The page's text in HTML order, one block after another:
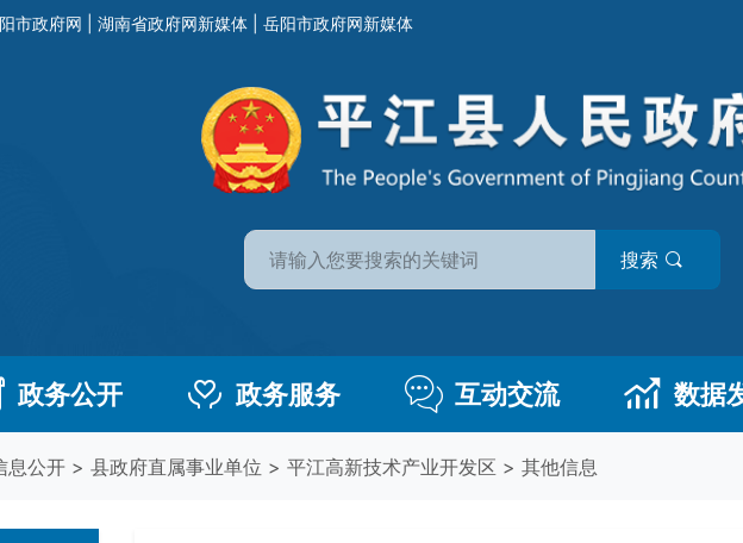
市政府网 湖南省政府网新媒体 岳阳市政府网新媒体
搜索
政务公开 政务服务 互动交流 数据
息公开 > 县政府直属事业单位 > 平江高新技术产业开发区 > 其他信息